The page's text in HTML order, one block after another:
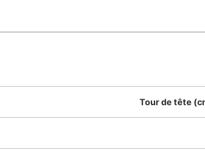
Tour de tête